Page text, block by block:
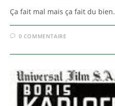
Ça fait mal mais ça fait du bien.
0 COMMENTAIRE